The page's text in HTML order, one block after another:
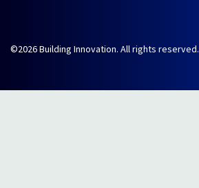
©2026 Building Innovation. All rights reserved.